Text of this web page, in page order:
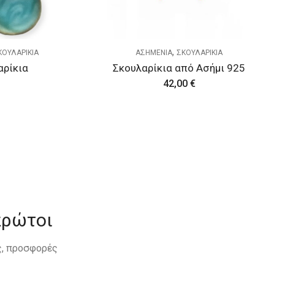
925
ΓΥΝΑΙΚΕΙΑ,ΟΡΕΙΧΑΛΚΟ,ΣΚΟΥΛΑΡΙΚΙΑ
Σκουλαρίκια white earring
18,00€
προσφορές